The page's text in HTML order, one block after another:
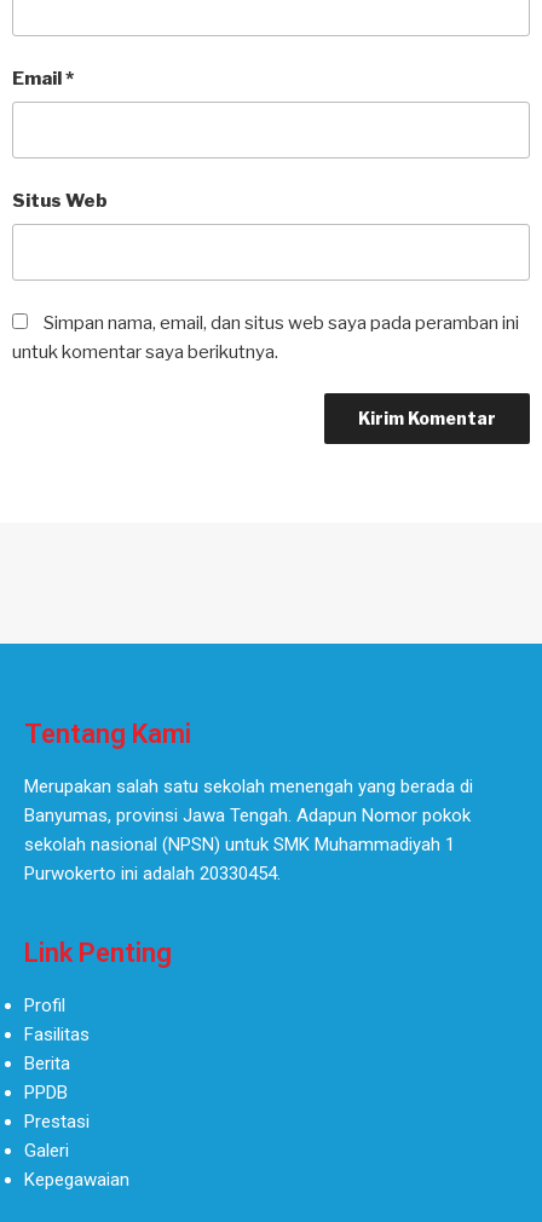
Email*
Situs Web
Simpan nama, email, dan situs web saya pada peramban ini
untuk komentar saya berikutnya.
Tentang Kami
Merupakan salah satu sekolah menengah yang berada di
Banyumas, provinsi Jawa Tengah. Adapun Nomor pokok
sekolah nasional (NPSN) untuk SMK Muhammadiyah 1
Purwokerto ini adalah 20330454.
Link Penting
Profil
Fasilitas
Berita
PPDB
Prestasi
Galeri
Kepegawaian